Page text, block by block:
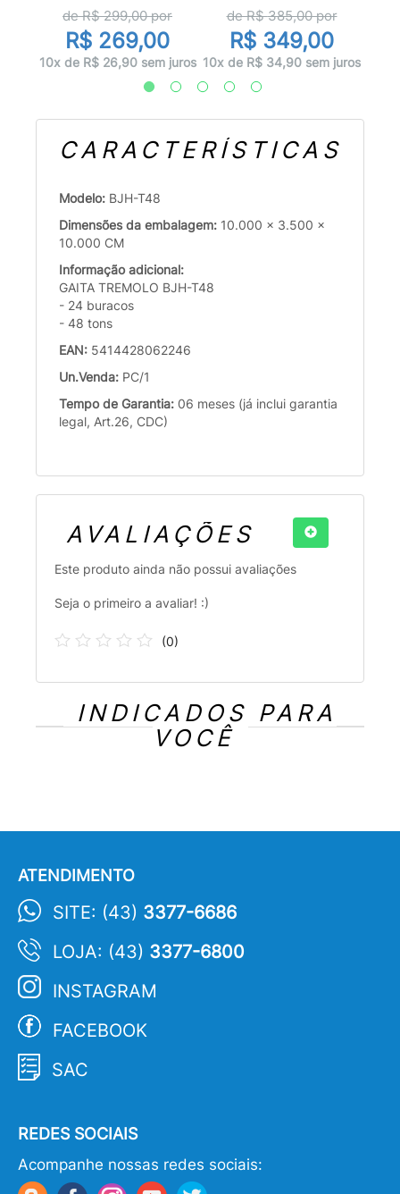
de R$299,00por
R$ 269,00
10x de R$ 26,90 sem juros
de R$385,00por
R$ 349,00
10x de R$ 34,90 sem juros
CARACTERÍSTICAS
Modelo: BJH-T48
Dimensões da embalagem: 10.000 x 3.500 x
10.000 CM
Informação adicional:
GAITA TREMOLO BJH-T48
- 24 buracos
- 48 tons
EAN: 5414428062246
Un.Venda: PC/1
Tempo de Garantia: 06 meses (já inclui garantia
legal, Art.26, CDC)
AVALIAÇÕES
Este produto ainda não possui avaliações
Seja o primeiro a avaliar! :)
(0)
INDICADOS PARA
VOCÊ
ATENDIMENTO
SITE: (43) 3377-6686
LOJA: (43) 3377-6800
INSTAGRAM
FACEBOOK
SAC
REDES SOCIAIS
Acompanhe nossas redes sociais: